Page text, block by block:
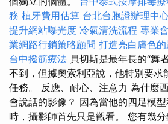
務 植牙費用估算 台北台胞證辦理中
提升網站曝光度 冷氣清洗流程 專業
業網路行銷策略顧問 打造亮白膚色
台中撥筋療法 貝切斯是最年長的“舞
不到，但據奧索利亞說，他特別要求
任務。 反應、耐心、注意力 為什麼
會說話的影像？ 因為當他的四足模
時，攝影師首先只是觀看。 您有幾